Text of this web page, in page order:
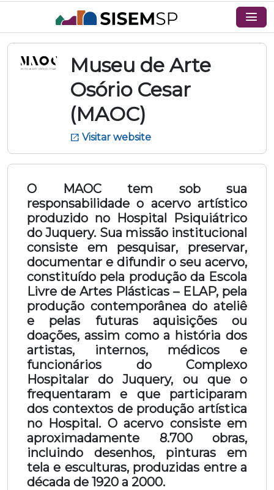
menu
Museu de Arte
Osório Cesar
(MAOC)
open_in_new Visitar website
O MAOC tem sob sua
responsabilidade o acervo artístico
produzido no Hospital Psiquiátrico
do Juquery. Sua missão institucional
consiste em pesquisar, preservar,
documentar e difundir o seu acervo,
constituído pela produção da Escola
Livre de Artes Plásticas – ELAP, pela
produção contemporânea do ateliê
e pelas futuras aquisições ou
doações, assim como a história dos
artistas, internos, médicos e
funcionários do Complexo
Hospitalar do Juquery, ou que o
frequentaram e que participaram
dos contextos de produção artística
no Hospital. O acervo consiste em
aproximadamente 8.700 obras,
incluindo desenhos, pinturas em
tela e esculturas, produzidas entre a
década de 1920 a 2000.